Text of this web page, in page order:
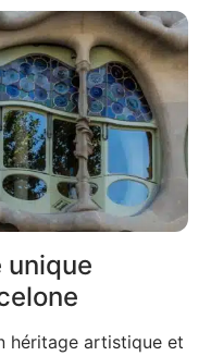
unique
héritage artistique et